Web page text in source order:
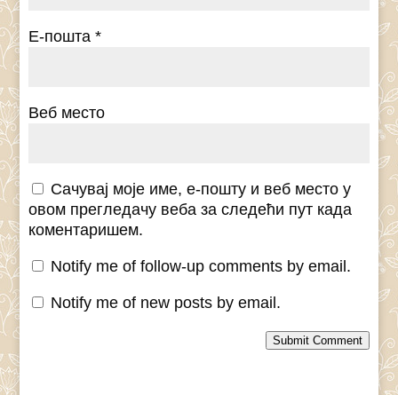
Е-пошта*
Веб место
Сачувај моје име, е-пошту и веб место у
овом прегледачу веба за следећи пут када
коментаришем.
Notify me of follow-up comments by email.
Notify me of new posts by email.
Submit Comment